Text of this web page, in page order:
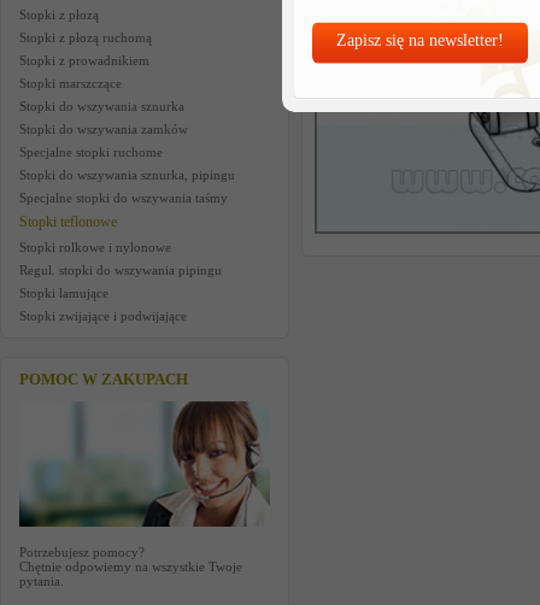
Zapisz się na newsletter!
Stopki z płozą
Stopki z płozą ruchomą
Stopki z prowadnikiem
Stopki marszczące
Stopki do wszywania sznurka
Stopki do wszywania zamków
Specjalne stopki ruchome
Stopki do wszywania sznurka, pipingu
Specjalne stopki do wszywania taśmy
Stopki teflonowe
Stopki rolkowe i nylonowe
Regul. stopki do wszywania pipingu
Stopki lamujące
Stopki zwijające i podwijające
POMOC W ZAKUPACH
Potrzebujesz pomocy?
Chętnie odpowiemy na wszystkie Twoje
pytania.